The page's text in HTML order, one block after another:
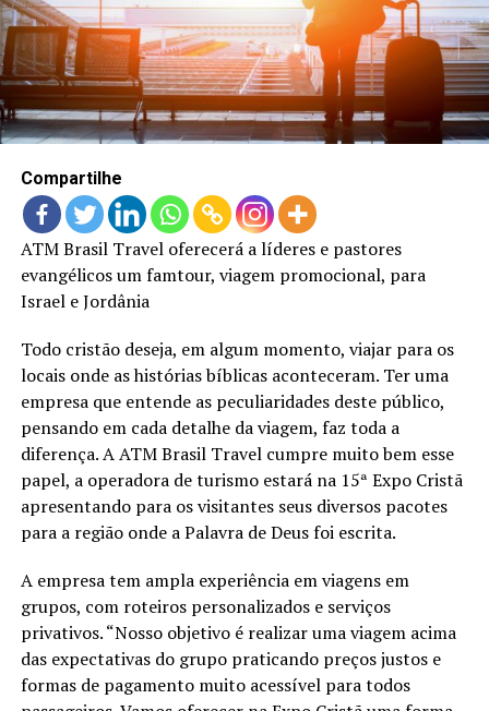
LANÇAMENTOS
Compartilhe
ATM Brasil Travel oferecerá a líderes e pastores
evangélicos um famtour, viagem promocional, para
Israel e Jordânia
Todo cristão deseja, em algum momento, viajar para os
locais onde as histórias bíblicas aconteceram. Ter uma
empresa que entende as peculiaridades deste público,
pensando em cada detalhe da viagem, faz toda a
diferença. A ATM Brasil Travel cumpre muito bem esse
papel, a operadora de turismo estará na 15ª Expo Cristã
apresentando para os visitantes seus diversos pacotes
para a região onde a Palavra de Deus foi escrita.
A empresa tem ampla experiência em viagens em
grupos, com roteiros personalizados e serviços
privativos. “Nosso objetivo é realizar uma viagem acima
das expectativas do grupo praticando preços justos e
formas de pagamento muito acessível para todos